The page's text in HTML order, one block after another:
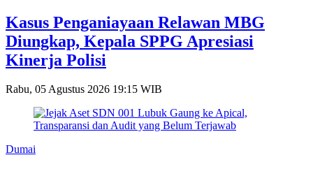
Kasus Penganiayaan Relawan MBG
Diungkap, Kepala SPPG Apresiasi
Kinerja Polisi
Rabu, 05 Agustus 2026 19:15 WIB
Dumai